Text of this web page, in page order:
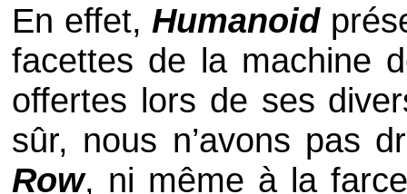
En effet, Humanoid
facettes de la machine
offertes lors de ses
sûr, nous n’avons pas
Row, ni même à la